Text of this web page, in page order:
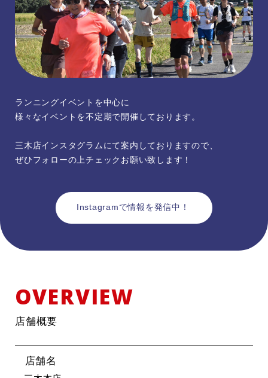
ランニングイベントを中心に
様々なイベントを不定期で開催しております。
三木店インスタグラムにて案内しておりますので、
ぜひフォローの上チェックお願い致します！
Instagramで情報を発信中！
OVERVIEW
店舗概要
店舗名